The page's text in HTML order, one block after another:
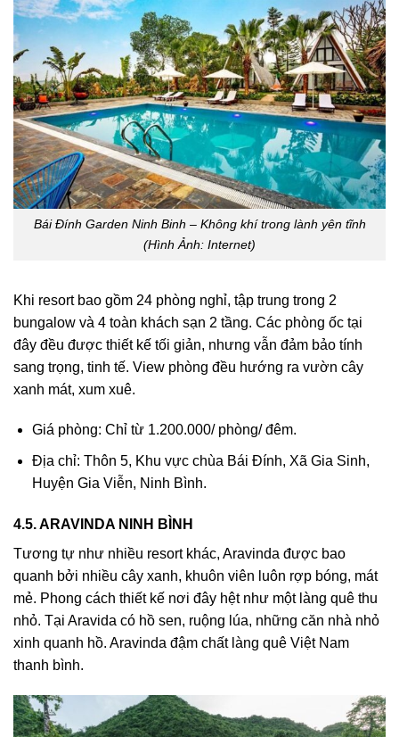
Bái Đính Garden Ninh Binh – Không khí trong lành yên tĩnh
(Hình Ảnh: Internet)
Khi resort bao gồm 24 phòng nghỉ, tập trung trong 2
bungalow và 4 toàn khách sạn 2 tầng. Các phòng ốc tại
đây đều được thiết kế tối giản, nhưng vẫn đảm bảo tính
sang trọng, tinh tế. View phòng đều hướng ra vườn cây
xanh mát, xum xuê.
Giá phòng: Chỉ từ 1.200.000/ phòng/ đêm.
Địa chỉ: Thôn 5, Khu vực chùa Bái Đính, Xã Gia Sinh,
Huyện Gia Viễn, Ninh Bình.
4.5. ARAVINDA NINH BÌNH
Tương tự như nhiều resort khác, Aravinda được bao
quanh bởi nhiều cây xanh, khuôn viên luôn rợp bóng, mát
mẻ. Phong cách thiết kế nơi đây hệt như một làng quê thu
nhỏ. Tại Aravida có hồ sen, ruộng lúa, những căn nhà nhỏ
xinh quanh hồ. Aravinda đậm chất làng quê Việt Nam
thanh bình.